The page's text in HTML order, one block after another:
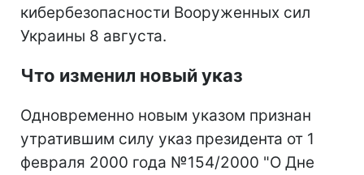
кибербезопасности Вооруженных сил
Украины 8 августа.
Что изменил новый указ
Одновременно новым указом признан
утратившим силу указ президента от 1
февраля 2000 года №154/2000 "О Дне